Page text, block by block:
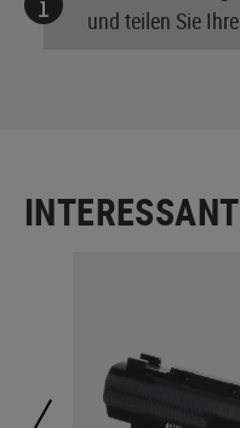
und teilen Sie